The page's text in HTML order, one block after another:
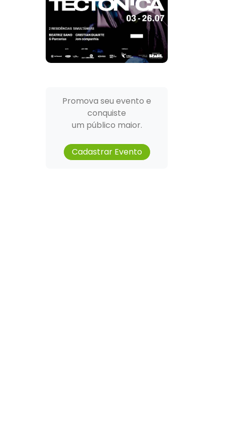
Promova seu evento e
conquiste
um público maior.
Cadastrar Evento